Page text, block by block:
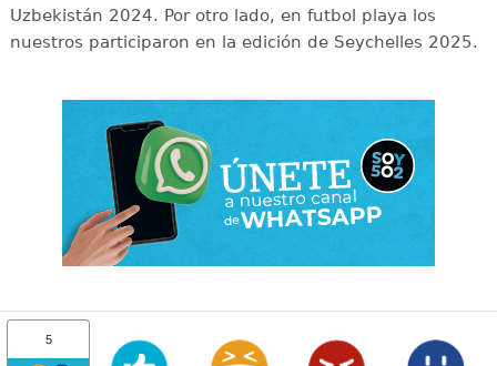
Uzbekistán 2024. Por otro lado, en futbol playa los
nuestros participaron en la edición de Seychelles 2025.
5